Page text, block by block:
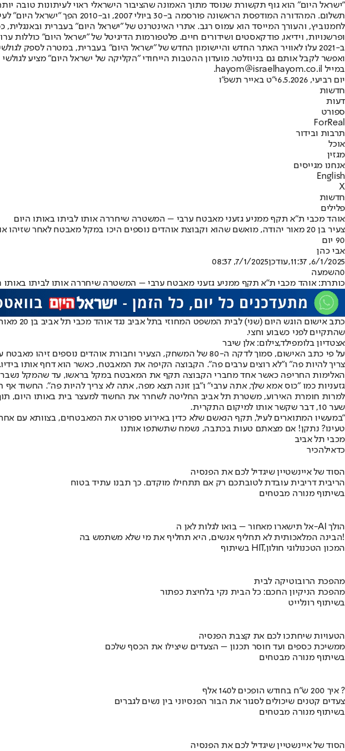
"ישראל היום" הוא גוף תקשורת שנוסד מתוך האמונה שהציבור הישראלי ראוי לעיתונות טובה
תשלום. המהדורה המודפסת
ופרשנויות, וידיאו, פודקאסטים ושידורים חיים. פלטפורמות הדיגיטל של "ישראל היום" כוללות
ב-2021 עלו לאוויר האתר החדש והיישומון החדש של "ישראל היום" בעברית, במטרה לספק
ואפשר לקבל אותם גם בניוזלטר. מועדון ההטבות הייחודי "הקליקה של ישראל היום" מציע
במייל hayom@israelhayom.co.il.
יום רביעי, 6.5.2026
י"ט באייר תשפ"ו
חדשות
דעות
ספורט
ForReal
תרבות ובידור
אוכל
מגזין
אנחנו מגייסים
English
X
חדשות
פלילים
אוהד מכבי ת"א תקף ממניע גזעני מאבטח ערבי – המשטרה שיחררה אותו לביתו באותו היום
צעיר בן 20 מאור יהודה, מואשם שהוא וקבוצת אוהדים נוספים היכו במקל מאבטח
90 יום
אבי כהן
6/1/2025, 11:37
,עודכן7/1/2025, 08:37
0השמעה
כותרת: אוהד מכבי ת"א תקף ממניע גזעני מאבטח ערבי – המשטרה שיחררה אותו לביתו
כתב
שהתקיים לפני כשבוע וחצי.
אצטדיון בלומפילד,צילום: אלן שיבר
צריך להיות פה" ו"לא רוצים ערבים פה". הקבוצה הקיפה את המאבטח, כאשר הוא דחף אותו בידיו.
האלימות החריפה כאשר אחד מחברי הקבוצה תקף את המאבטח במקל בראשו, עד שהמקל
גזעניות כמו "כוס אמא שלך, אתה ערבי" ו"בן זונה תצא מפה, אתה לא צריך להיות פה". החשוד
שער 10, דבר שקשר אותו למיקום התקרית.
"במעשיו המתוארים לעיל, תקף הנאשם שלא כדין באירוע ספורט את המאבטחים, בצוותא עם
טעינו? נתקן! אם מצאתם טעות בכתבה, נשמח שתשתפו אותנו
מכבי תל אביב
כדאילהכיר
הסוד של איינשטיין שיגדיל לכם את הפנסיה
הריבית דריבית עובדת לטובתכם רק אם תתחילו מוקדם. כך תבנו עתיד בטוח
בשיתוף מנורה מבטחים
אל תישארו מאחור – בואו לגלות לאן ה-AI הולך
הבינה המלאכותית לא תחליף אנשים, היא תחליף את מי שלא משתמש בה!
בשיתוף HIT,המכון הטכנולוגי חולון
מהפכת הרובוטיקה לבית
מהפכת הניקיון החכם: כל הבית נקי בלחיצת כפתור
בשיתוף רונלייט
הטעויות שיחתכו לכם את קצבת הפנסיה
ממשיכת כספים ועד חוסר תכנון – הצעדים שיצילו את הכסף שלכם
בשיתוף מנורה מבטחים
איך 200 ש"ח בחודש הופכים ל140 אלף ?
צעדים קטנים שיכולים לסגור את הבור הפנסיוני בין נשים לגברים
בשיתוף מנורה מבטחים
הסוד של איינשטיין שיגדיל לכם את הפנסיה